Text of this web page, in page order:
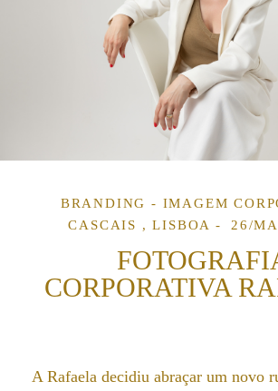
BRANDING - IMAGEM
CASCAIS , LISBOA
26/
CORPORATIVA
A Rafaela decidiu abraçar um novo